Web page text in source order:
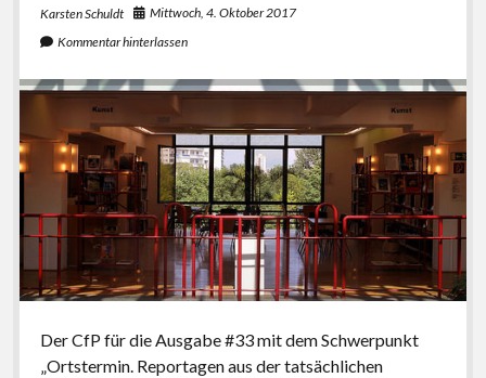
Karsten Schuldt
Mittwoch, 4. Oktober 2017
Kommentar hinterlassen
Der CfP für die Ausgabe #33 mit dem Schwerpunkt
„Ortstermin. Reportagen aus der tatsächlichen